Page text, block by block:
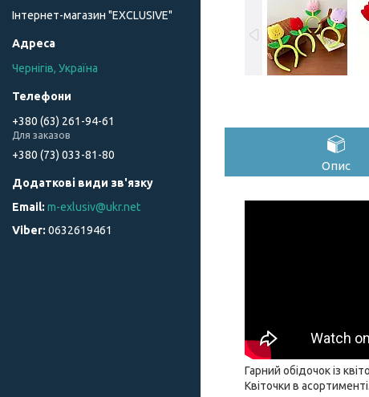
Опис
Гарний обідочок із
Квіточки в
Інтернет-магазин "ЕXCLUSIVE"
Чернігів, Україна
+380 (63) 261-94-61
Для заказов
+380 (73) 033-81-80
m-exlusiv@ukr.net
0632619461